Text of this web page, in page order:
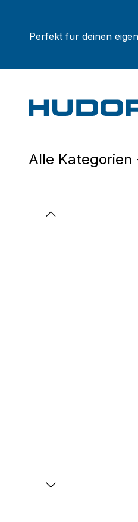
Perfekt für deinen
Alle Kategorien
Bildergalerie